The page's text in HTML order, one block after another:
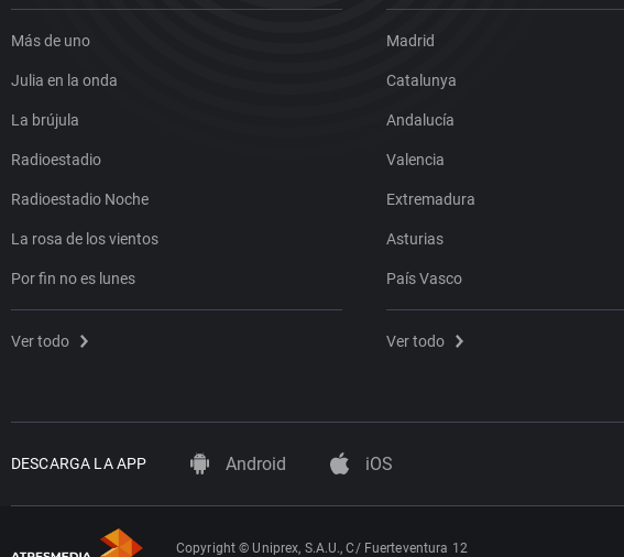
Más de uno
Julia en la onda
La brújula
Radioestadio
Radioestadio Noche
La rosa de los vientos
Por fin no es lunes
Ver todo
Madrid
Catalunya
Andalucía
Valencia
Extremadura
Asturias
País Vasco
Ver todo
DESCARGA LA APP Android iOS
Copyright © Uniprex, S.A.U., C/ Fuerteventura 12